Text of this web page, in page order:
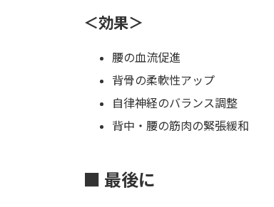
＜効果＞
腰の血流促進
背骨の柔軟性アップ
自律神経のバランス調整
背中・腰の筋肉の緊張緩和
■ 最後に